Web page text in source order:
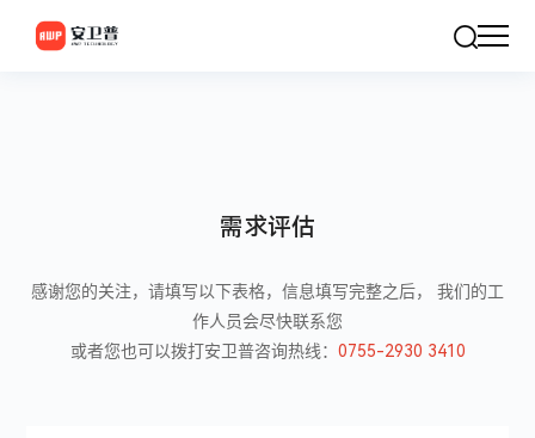
需求评估
感谢您的关注，请填写以下表格，信息填写完整之后， 我们的工
作人员会尽快联系您
或者您也可以拨打安卫普咨询热线： 0755-2930 3410